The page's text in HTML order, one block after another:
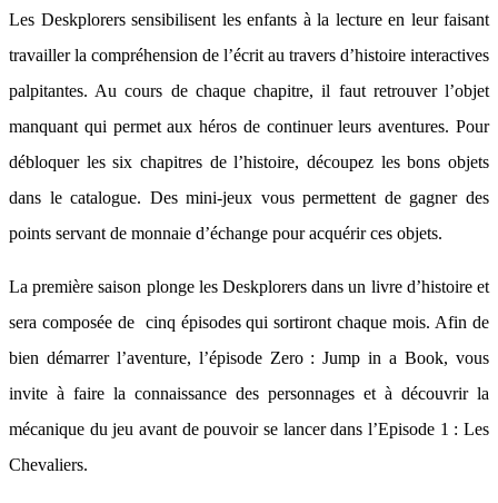
Les Deskplorers sensibilisent les enfants à la lecture en leur faisant
travailler la compréhension de l’écrit au travers d’histoire interactives
palpitantes. Au cours de chaque chapitre, il faut retrouver l’objet
manquant qui permet aux héros de continuer leurs aventures. Pour
débloquer les six chapitres de l’histoire, découpez les bons objets
dans le catalogue. Des mini-jeux vous permettent de gagner des
points servant de monnaie d’échange pour acquérir ces objets.
La première saison plonge les Deskplorers dans un livre d’histoire et
sera composée de cinq épisodes qui sortiront chaque mois. Afin de
bien démarrer l’aventure, l’épisode Zero : Jump in a Book, vous
invite à faire la connaissance des personnages et à découvrir la
mécanique du jeu avant de pouvoir se lancer dans l’Episode 1 : Les
Chevaliers.